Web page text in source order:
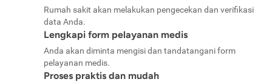
Rumah sakit akan melakukan pengecekan dan verifikasi
data Anda.
Lengkapi form pelayanan medis
Anda akan diminta mengisi dan tandatangani form
pelayanan medis.
Proses praktis dan mudah